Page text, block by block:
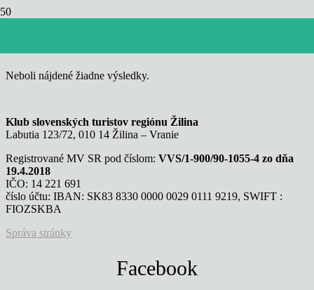
Neboli nájdené žiadne výsledky.
Klub slovenských turistov regiónu Žilina
Labutia 123/72, 010 14 Žilina – Vranie
Registrované MV SR pod číslom: VVS/1-900/90-1055-4 zo dňa
19.4.2018
IČO: 14 221 691
číslo účtu: IBAN: SK83 8330 0000 0029 0111 9219, SWIFT :
FIOZSKBA
Správa stránky
Facebook